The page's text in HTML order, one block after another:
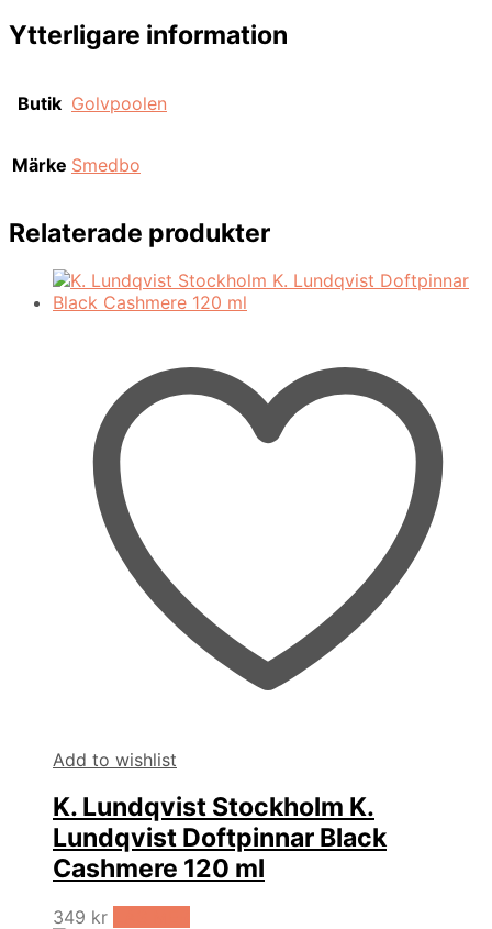
Ytterligare information
Butik Golvpoolen
Märke Smedbo
Relaterade produkter
Add to wishlist
K. Lundqvist Stockholm K.
Lundqvist Doftpinnar Black
Cashmere 120 ml
349 kr